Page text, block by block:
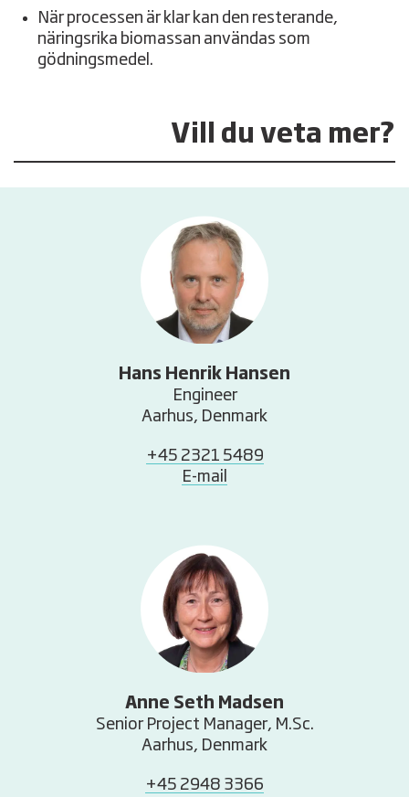
När processen är klar kan den resterande,
näringsrika biomassan användas som
gödningsmedel.
Vill du veta mer?
Hans Henrik Hansen
Engineer
Aarhus, Denmark
+45 2321 5489
E-mail
Anne Seth Madsen
Senior Project Manager, M.Sc.
Aarhus, Denmark
+45 2948 3366